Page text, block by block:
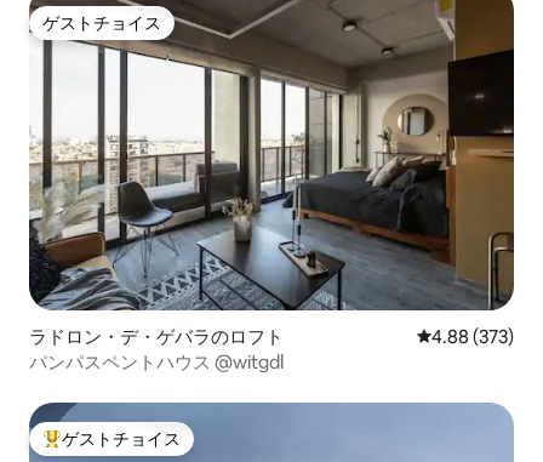
ゲストチョイス
ゲストチョイス
ラドロン・デ・ゲバラのロフト レビュー373
4.88 (373)
パンパスペントハウス @witgdl
大好評のゲストチョイスです。
ゲストチョイス